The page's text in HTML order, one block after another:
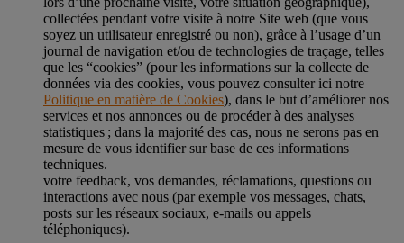
collectées pendant votre visite à notre Site web (que vous
soyez un utilisateur enregistré ou non), grâce à l’usage d’un
journal de navigation et/ou de technologies de traçage, telles
que les “cookies” (pour les informations sur la collecte de
données via des cookies, vous pouvez consulter ici notre
Politique en matière de Cookies), dans le but d’améliorer nos
services et nos annonces ou de procéder à des analyses
statistiques ; dans la majorité des cas, nous ne serons pas en
mesure de vous identifier sur base de ces informations
techniques.
votre feedback, vos demandes, réclamations, questions ou
interactions avec nous (par exemple vos messages, chats,
posts sur les réseaux sociaux, e-mails ou appels
téléphoniques).